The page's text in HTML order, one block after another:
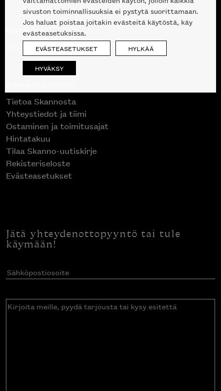
Outlet
Poistuvat mallikappaleet
Tietoa Skannosta
Yhteystiedot ja tiimi
Ostaminen ja toimitusajat
Hintatakuu
Tilaa Skanno-uutiskirje
Rekisteriseloste
Evästeasetukset
Jätä yhteydenottopyyntö tai tule
käymään!
Sähköpostiosoite(Pakollinen)
Kirjoita
sivuston toiminnallisuuksia ei pystytä suorittamaan.
Jos haluat poistaa joitakin evästeitä käytöstä, käy
evästeasetuksissa.
EVÄSTEASETUKSET HYLKÄÄ
HYVÄKSY